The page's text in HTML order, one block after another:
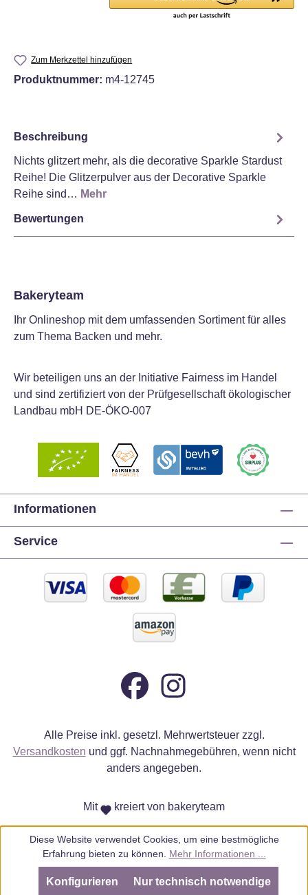
Zum Merkzettel hinzufügen
Produktnummer: m4-12745
Beschreibung
Nichts glitzert mehr, als die decorative Sparkle Stardust
Reihe! Die Glitzerpulver aus der Decorative Sparkle
Reihe sind… Mehr
Bewertungen
Bakeryteam
Ihr Onlineshop mit dem umfassenden Sortiment für alles
zum Thema Backen und mehr.
Wir beteiligen uns an der Initiative Fairness im Handel
und sind zertifiziert von der Prüfgesellschaft ökologischer
Landbau mbH DE-ÖKO-007
Informationen
Service
Alle Preise inkl. gesetzl. Mehrwertsteuer zzgl.
Versandkosten und ggf. Nachnahmegebühren, wenn nicht
anders angegeben.
Mit kreiert von bakeryteam
Diese Website verwendet Cookies, um eine bestmögliche
Erfahrung bieten zu können. Mehr Informationen ...
Nur technisch notwendige
Konfigurieren